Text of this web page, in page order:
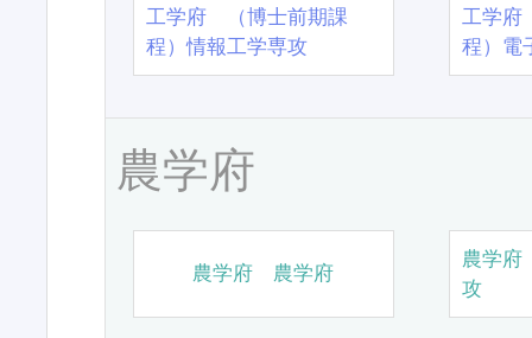
工学府 （博士前期課
程）情報工学専攻
工学
程）電
農学府
農学府 農学府
農学
攻